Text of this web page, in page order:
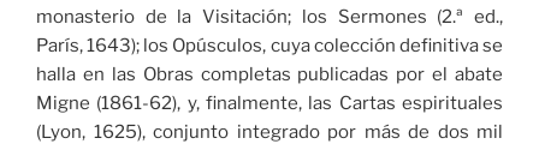
monasterio de la Visitación; los Sermones (2.ª ed.,
París, 1643); los Opúsculos, cuya colección definitiva se
halla en las Obras completas publicadas por el abate
Migne (1861-62), y, finalmente, las Cartas espirituales
(Lyon, 1625), conjunto integrado por más de dos mil